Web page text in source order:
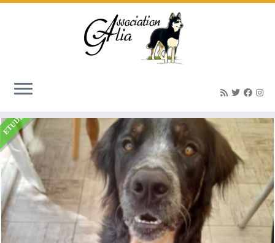
ETUDE EN COURS